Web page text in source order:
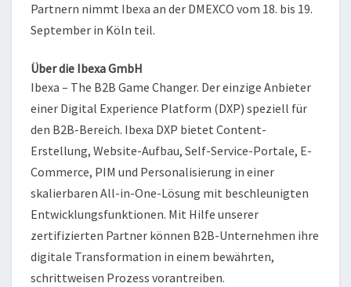
Partnern nimmt Ibexa an der DMEXCO vom 18. bis 19.
September in Köln teil.
Über die Ibexa GmbH
Ibexa – The B2B Game Changer. Der einzige Anbieter
einer Digital Experience Platform (DXP) speziell für
den B2B-Bereich. Ibexa DXP bietet Content-
Erstellung, Website-Aufbau, Self-Service-Portale, E-
Commerce, PIM und Personalisierung in einer
skalierbaren All-in-One-Lösung mit beschleunigten
Entwicklungsfunktionen. Mit Hilfe unserer
zertifizierten Partner können B2B-Unternehmen ihre
digitale Transformation in einem bewährten,
schrittweisen Prozess vorantreiben.